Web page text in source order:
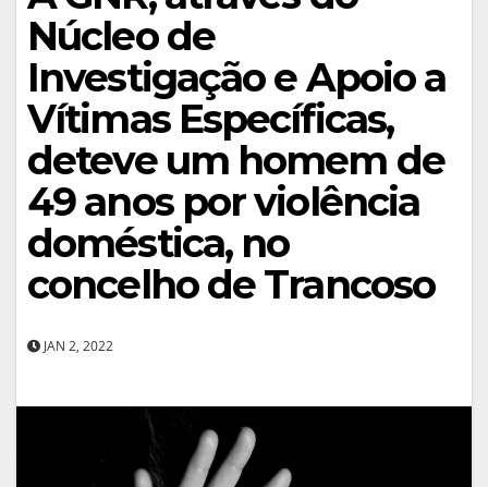
Núcleo de
Investigação e Apoio a
Vítimas Específicas,
deteve um homem de
49 anos por violência
doméstica, no
concelho de Trancoso
JAN 2, 2022